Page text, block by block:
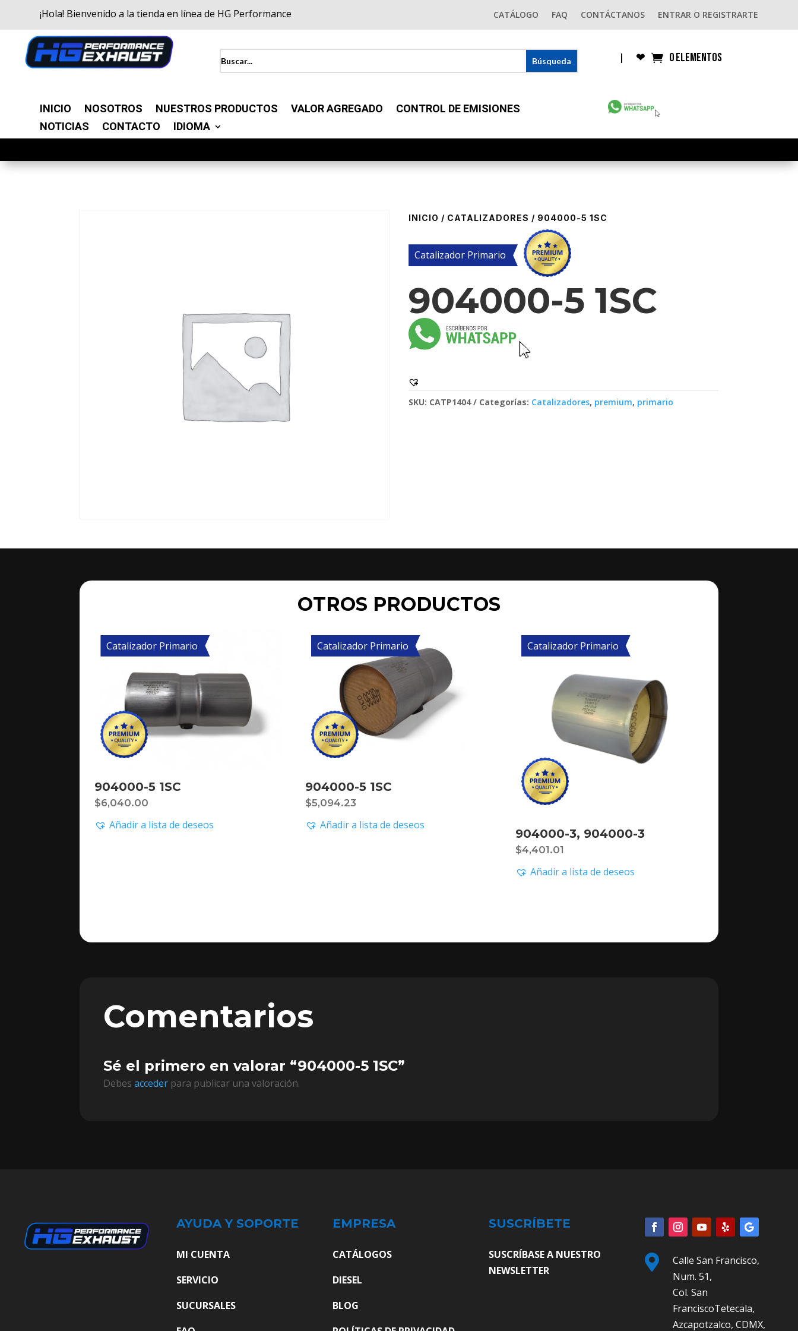
¡Hola! Bienvenido a la tienda en línea de HG Performance CATÁLOGO FAQ CONTÁCTANOS ENTRAR O REGISTRARTE
| ❤︎ 0 elementos
INICIO NOSOTROS NUESTROS PRODUCTOS VALOR AGREGADO
CONTROL DE EMISIONES
NOTICIAS
CONTACTO IDIOMA
INICIO / CATALIZADORES / 904000-5 1SC
Catalizador Primario
904000-5 1SC
SKU: CATP1404 Categorías: Catalizadores, premium, primario
OTROS PRODUCTOS
Catalizador Primario
904000-5 1SC
$6,040.00
Añadir a lista de deseos
Catalizador Primario
904000-5 1SC
$5,094.23
Añadir a lista de deseos
Catalizador Primario
904000-3, 904000-3
$4,401.01
Añadir a lista de deseos
Comentarios
Sé el primero en valorar “904000-5 1SC”
Debesacceder para publicar una valoración.
AYUDA Y SOPORTE
MI CUENTA
SERVICIO
SUCURSALES
EMPRESA
CATÁLOGOS
DIESEL
BLOG
SUSCRÍBETE
SUSCRÍBASE A NUESTRO
NEWSLETTER

Calle San Francisco,
Num. 51,
Col. San
FranciscoTetecala,
Azcapotzalco, CDMX,